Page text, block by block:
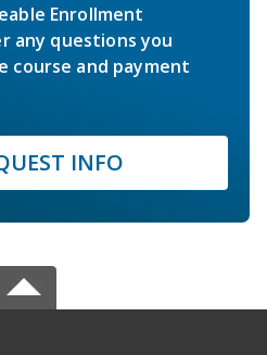
Enrollment
any questions you
course and payment
INFO